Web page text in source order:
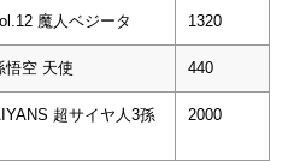
魔人ベジータ 1320
悟空 天使 440
超サイヤ人3孫
2000